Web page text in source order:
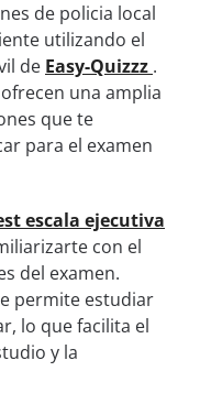
de policia local
utilizando el
de Easy-Quizzz .
una amplia
que te
para el examen
escala ejecutiva
con el
del examen.
permite estudiar
lo que facilita el
y la